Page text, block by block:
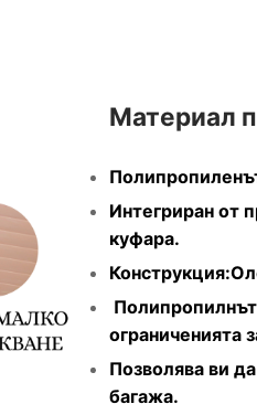
Материал
Интегриран от
куфара.
ограниченията
Позволява ви
багажа.